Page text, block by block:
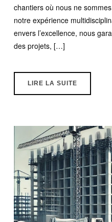
chantiers où nous ne
notre expérience
envers l’excellence, nous
des projets, […]
LIRE LA SUITE